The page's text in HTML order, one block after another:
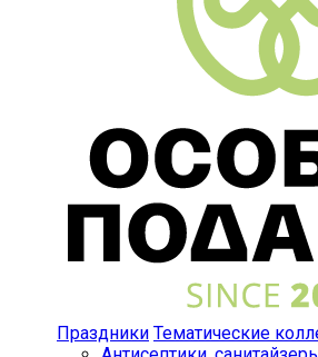
Праздники Тематические